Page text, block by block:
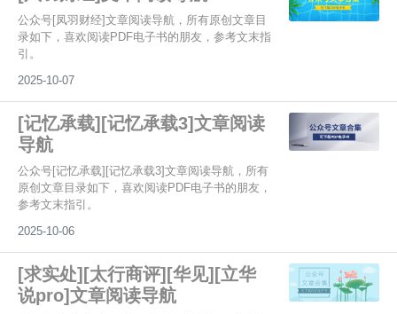
公众号[凤羽财经]文章阅读导航，所有原创文章目
录如下，喜欢阅读PDF电子书的朋友，参考文末指
引。
2025-10-07
[记忆承载][记忆承载3]文章阅读
导航
公众号[记忆承载][记忆承载3]文章阅读导航，所有
原创文章目录如下，喜欢阅读PDF电子书的朋友，
参考文末指引。
2025-10-06
[求实处][太行商评][华见][立华
说pro]文章阅读导航